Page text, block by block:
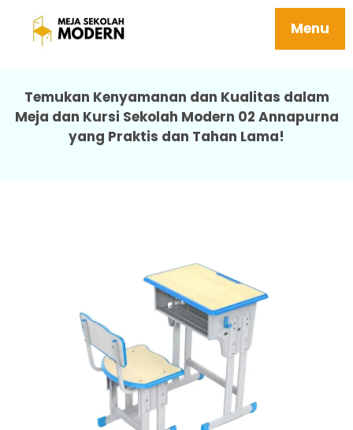
Menu
Meja Sekolah Mebel Tidak Mudah Rusak
Berkualitas 02 Annapurna
Temukan Kenyamanan dan Kualitas dalam
Meja dan Kursi Sekolah Modern 02 Annapurna
yang Praktis dan Tahan Lama!